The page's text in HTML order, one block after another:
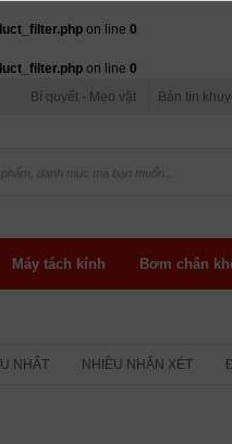
on line 0
on line 0
Bí quyết - Mẹo vặt Bản tin
Máy tách kính Bơm chân
NHẤT NHIỀU NHẬN XÉT